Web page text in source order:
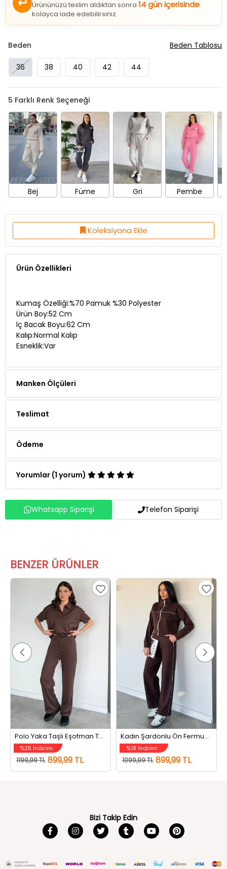
Ürününüzü teslim aldıktan sonra 14 gün içerisinde
kolayca iade edebilirsiniz.
Beden
36 38 40 42 44
Beden Tablosu
5 Farklı Renk Seçeneği
Bej Füme Gri Pembe
Koleksiyona Ekle
Ürün Özellikleri
Kumaş Özelliği:%70 Pamuk %30 Polyester
Ürün Boy:52 Cm
İç Bacak Boyu:62 Cm
Kalıp:Normal Kalıp
Esneklik:Var
Manken Ölçüleri
Teslimat
Ödeme
Yorumlar (1 yorum)
Whatsapp Siparişi Telefon Siparişi
BENZER ÜRÜNLER
Polo Yaka Taşlı Eşofman Takım Kahve
%25 İndirim
1199,99 TL 899,99 TL
Kadın Şardonlu Ön Fermuarlı Biyeli Bel Lastikli Eşofman Takımı Kahve
%18 İndirim
1099,99 TL 899,99 TL
Bizi Takip Edin